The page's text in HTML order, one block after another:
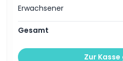
Erwachsener
Gesamt
Zur Kasse